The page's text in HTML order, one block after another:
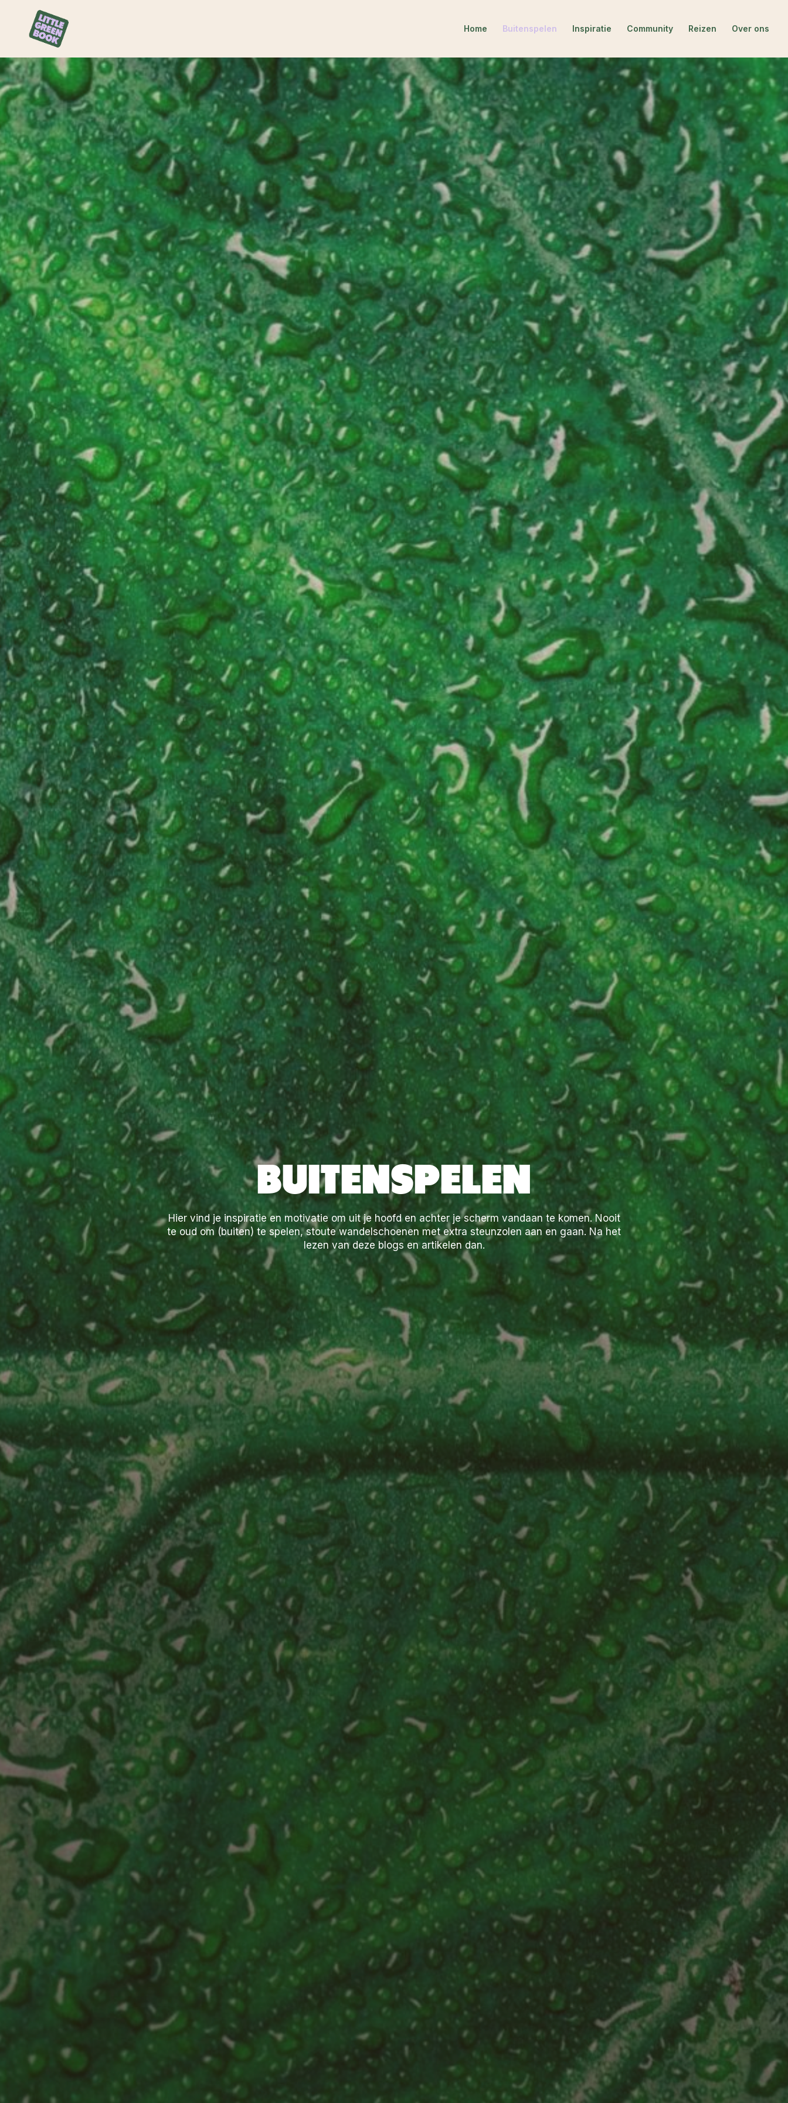
Home Buitenspelen Inspiratie Community Reizen Over ons
BUITENSPELEN
Hier vind je inspiratie en motivatie om uit je hoofd en achter je scherm vandaan te komen. Nooit
te oud om (buiten) te spelen, stoute wandelschoenen met extra steunzolen aan en gaan. Na het
lezen van deze blogs en artikelen dan.